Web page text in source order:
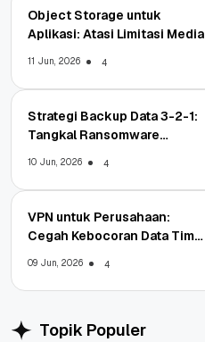
Object Storage untuk
Aplikasi: Atasi Limitasi Media
11 Jun, 2026 4
Strategi Backup Data 3-2-1:
Tangkal Ransomware
10 Jun, 2026 4
VPN untuk Perusahaan:
Cegah Kebocoran Data Tim
09 Jun, 2026 4
Topik Populer